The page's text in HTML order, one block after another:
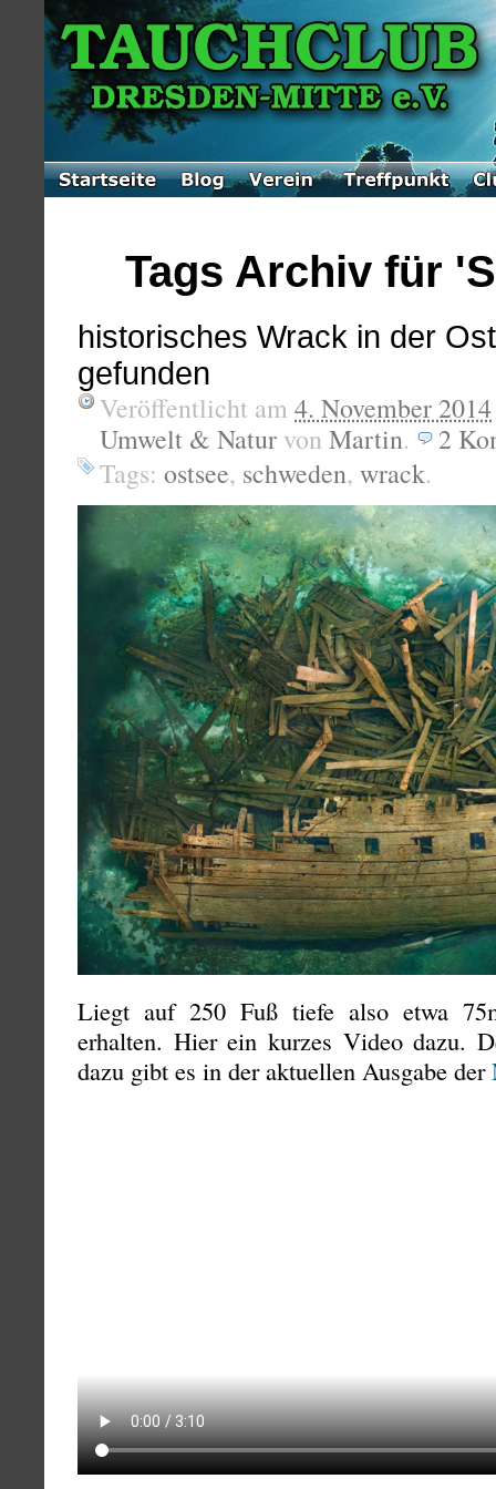
Tags Archiv für
historisches Wrack in der
gefunden
Veröffentlicht am 4. November 2014
Umwelt & Natur von Martin. 2
Tags: ostsee, schweden, wrack.
Liegt auf 250 Fuß tiefe also etwa
erhalten. Hier ein kurzes Video dazu.
dazu gibt es in der aktuellen Ausgabe der